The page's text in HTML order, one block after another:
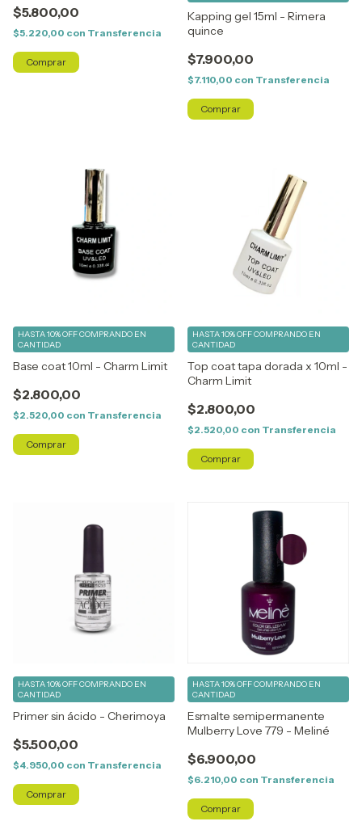
$5.800,00
$5.220,00 con Transferencia
Kapping gel 15ml - Rimera
quince
$7.900,00
$7.110,00 con Transferencia
Base coat 10ml - Charm Limit
$2.800,00
HASTA 10% OFFCOMPRANDO EN
CANTIDAD
$2.520,00 con Transferencia
Top coat tapa dorada x 10ml -
Charm Limit
$2.800,00
HASTA 10% OFFCOMPRANDO EN
CANTIDAD
$2.520,00 con Transferencia
Primer sin ácido - Cherimoya
$5.500,00
HASTA 10% OFFCOMPRANDO EN
CANTIDAD
$4.950,00 con Transferencia
Esmalte semipermanente
Mulberry Love 779 - Meliné
$6.900,00
HASTA 10% OFFCOMPRANDO EN
CANTIDAD
$6.210,00 con Transferencia